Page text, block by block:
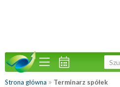
Strona główna » Terminarz spółek